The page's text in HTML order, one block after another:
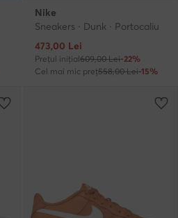
Nike
Sneakers · Dunk · Portocaliu
Prețul actual
473,00 Lei
Prețul inițial609,00 Lei-22%
Cel mai mic preț558,00 Lei-15%